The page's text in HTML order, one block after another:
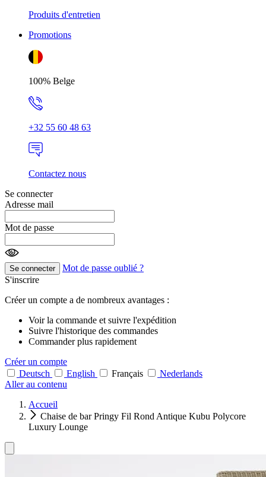
Produits d'entretien
Promotions
100% Belge
+32 55 60 48 63
Contactez nous
Se connecter
Adresse mail
Mot de passe
Se connecter
Mot de passe oublié ?
S'inscrire
Créer un compte a de nombreux avantages :
Voir la commande et suivre l'expédition
Suivre l'historique des commandes
Commander plus rapidement
Créer un compte
Deutsch
English Français
Nederlands
Aller au contenu
Accueil
Chaise de bar Pringy Fil Rond Antique Kubu Polycore
Luxury Lounge